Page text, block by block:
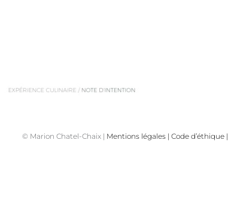
© Marion Chatel-Chaix | Mentions légales| Code d’éthique|